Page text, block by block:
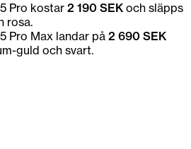
Pro kostar2 190 SEK och släpps
rosa.
Pro Max landar på 2 690 SEK
guld och svart.